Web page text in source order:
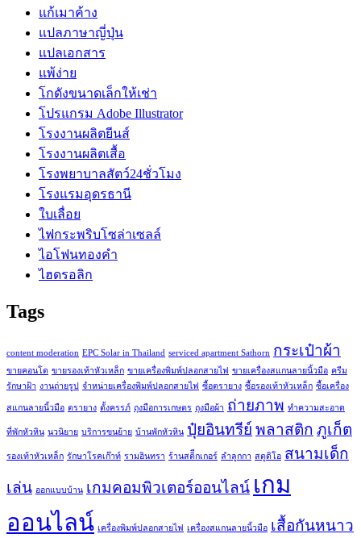
แก้เมาค้าง
แปลภาษาญี่ปุ่น
แปลเอกสาร
แพ้ง่าย
โกดังขนาดเล็กให้เช่า
โปรแกรม Adobe Illustrator
โรงงานผลิตยีนส์
โรงงานผลิตเสื้อ
โรงพยาบาลสัตว์24ชั่วโมง
โรงแรมอุดรธานี
ใบเลื่อย
ไฟกระพริบโซล่าเซลล์
ไอโฟนทองคำ
ไฮดรอลิก
Tags
content moderation EPC Solar in Thailand serviced apartment Sathorn กระเป๋าผ้า
ขายคอนโด ขายรองเท้าหัวเหล็ก ขายเครื่องพิมพ์ปลอกสายไฟ ขายเครื่องสแกนลายนิ้วมือ ครีม
รักษาฝ้า งานถ่ายรูป จำหน่ายเครื่องพิมพ์ปลอกสายไฟ ซื้อตรายาง ซื้อรองเท้าหัวเหล็ก ซื้อเครื่อง
สแกนลายนิ้วมือ ตรายาง ตั้งครรภ์ ถุงมือการเกษตร ถุงมือผ้า ถ่ายภาพ ทำความสะอาด
ที่พักหัวหิน นวนิยาย บริการขนย้าย บ้านพักหัวหิน ปุ๋ยอินทรีย์ พลาสติก ภูเก็ต
รองเท้าหัวเหล็ก รักษาโรคเก๊าท์ รามอินทรา ร้านสติีกเกอร์ ลำลูกกา สตูดิโอ สนามเด็ก
เล่น ออกแบบบ้าน เกมคอมพิวเตอร์ออนไลน์ เกม
ออนไลน์ เครื่องพิมพ์ปลอกสายไฟ เครื่องสแกนลายนิ้วมือ เสื้อกันหนาว